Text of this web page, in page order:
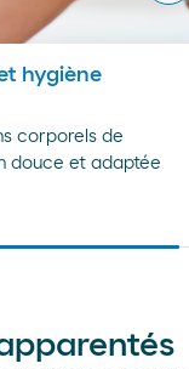
hygiène
corporels de
douce et adaptée